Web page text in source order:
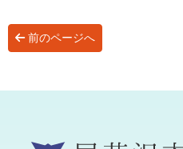
前のページへ